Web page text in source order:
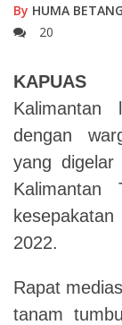
By HUMA BETANG
20
KAPUAS
dengan
yang digelar
Kalimantan
2022.
Rapat
tanam